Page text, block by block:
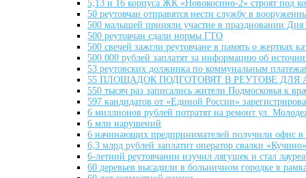
5,13 и 16 корпуса ЖК «Новокосино-2» строят под
50 реутовчан отправятся нести службу в
500 малышей приняли участие в праздновании Дня
500 реутовчан сдали нормы ГТО
500 свечей зажгли реутовчане в память о жертвах
500.000 рублей заплатят за информацию об
53 реутовских должника по коммунальным
55 ПЛОЩАДОК ПОДГОТОВЯТ В РЕУТОВЕ ДЛЯ
550 тысяч раз записались жители Подмосковья к
597 кандидатов от «Единой России»
6 миллионов рублей потратят на ремонт ул.
6 млн нарушений
6 начинающих предпринимателей получили офис в
6,3 млрд рублей заплатит оператор свалки «Кучино»
6-летний реутовчанин изучил лягушек и стал
60 деревьев высадили в больничном городке в